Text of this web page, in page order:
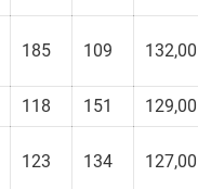
185 109 132,00
118 151 129,00
123 134 127,00